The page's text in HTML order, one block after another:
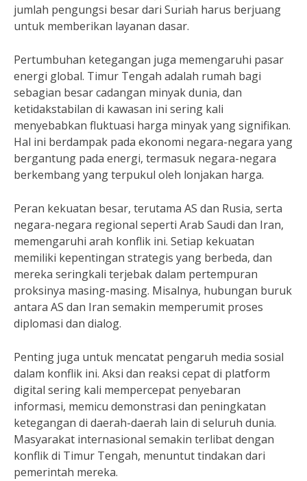
jumlah pengungsi besar dari Suriah harus berjuang
untuk memberikan layanan dasar.
Pertumbuhan ketegangan juga memengaruhi pasar
energi global. Timur Tengah adalah rumah bagi
sebagian besar cadangan minyak dunia, dan
ketidakstabilan di kawasan ini sering kali
menyebabkan fluktuasi harga minyak yang signifikan.
Hal ini berdampak pada ekonomi negara-negara yang
bergantung pada energi, termasuk negara-negara
berkembang yang terpukul oleh lonjakan harga.
Peran kekuatan besar, terutama AS dan Rusia, serta
negara-negara regional seperti Arab Saudi dan Iran,
memengaruhi arah konflik ini. Setiap kekuatan
memiliki kepentingan strategis yang berbeda, dan
mereka seringkali terjebak dalam pertempuran
proksinya masing-masing. Misalnya, hubungan buruk
antara AS dan Iran semakin memperumit proses
diplomasi dan dialog.
Penting juga untuk mencatat pengaruh media sosial
dalam konflik ini. Aksi dan reaksi cepat di platform
digital sering kali mempercepat penyebaran
informasi, memicu demonstrasi dan peningkatan
ketegangan di daerah-daerah lain di seluruh dunia.
Masyarakat internasional semakin terlibat dengan
konflik di Timur Tengah, menuntut tindakan dari
pemerintah mereka.